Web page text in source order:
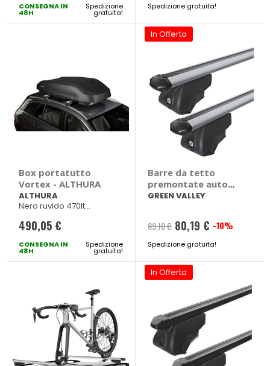
CONSEGNA IN
48H
Spedizione
gratuita!
Spedizione gratuita!
Box portatutto
Vortex - ALTHURA
ALTHURA
Nero ruvido 470lt
490,05 €
CONSEGNA IN
48H
Spedizione
gratuita!
In Offerta
Barre da tetto
premontate auto
Easy One SW
GREEN VALLEY
89,10 € 80,19 € -10%
Spedizione gratuita!
In Offerta